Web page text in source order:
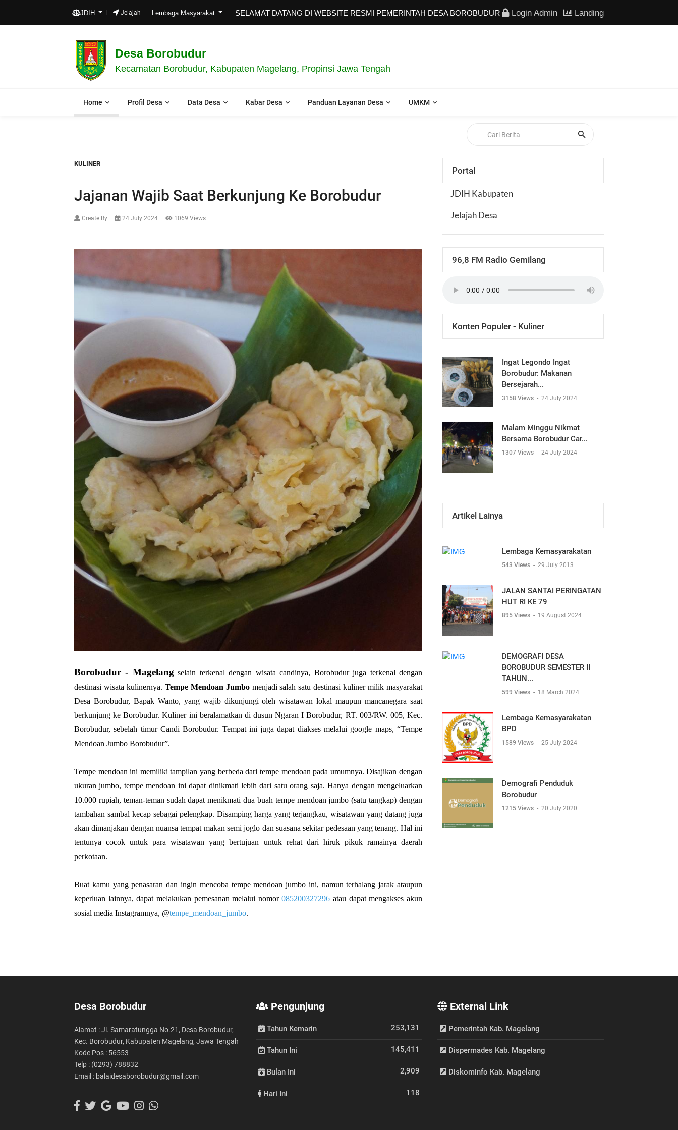
JDIH Jelajah Lembaga MasyarakatSELAMAT DATANG DI WEBSITE RESMI PEMERINTAH DESA BOROBUDUR|AKTIFKAN IKD DI KANTOR PEMDES BOROBUDUR
Login Admin Landing
Desa Borobudur
Kecamatan Borobudur, Kabupaten Magelang, Propinsi Jawa Tengah
Home Profil Desa Data Desa Kabar Desa Panduan Layanan Desa UMKM
KULINER
Jajanan Wajib Saat Berkunjung Ke Borobudur
Create By 24 July 2024 1069 Views
Borobudur - Magelang selain terkenal dengan wisata candinya, Borobudur juga terkenal dengan
destinasi wisata kulinernya. Tempe Mendoan Jumbomenjadi salah satu destinasi kuliner milik masyarakat
Desa Borobudur, Bapak Wanto, yang wajib dikunjungi oleh wisatawan lokal maupun mancanegara saat
berkunjung ke Borobudur. Kuliner ini beralamatkan di dusun Ngaran I Borobudur, RT. 003/RW. 005, Kec.
Borobudur, sebelah timur Candi Borobudur. Tempat ini juga dapat diakses melalui google maps, “Tempe
Mendoan Jumbo Borobudur”.
Tempe mendoan ini memiliki tampilan yang berbeda dari tempe mendoan pada umumnya. Disajikan dengan
ukuran jumbo, tempe mendoan ini dapat dinikmati lebih dari satu orang saja. Hanya dengan mengeluarkan
10.000 rupiah, teman-teman sudah dapat menikmati dua buah tempe mendoan jumbo (satu tangkap) dengan
tambahan sambal kecap sebagai pelengkap. Disamping harga yang terjangkau, wisatawan yang datang juga
akan dimanjakan dengan nuansa tempat makan semi joglo dan suasana sekitar pedesaan yang tenang. Hal ini
tentunya cocok untuk para wisatawan yang bertujuan untuk rehat dari hiruk pikuk ramainya daerah
perkotaan.
Buat kamu yang penasaran dan ingin mencoba tempe mendoan jumbo ini, namun terhalang jarak ataupun
keperluan lainnya, dapat melakukan pemesanan melalui nomor085200327296 atau dapat mengakses akun
sosial media Instagramnya, @tempe_mendoan_jumbo.
Portal
JDIH Kabupaten
Jelajah Desa
96,8 FM Radio Gemilang
Konten Populer - Kuliner
Ingat Legondo Ingat
Borobudur: Makanan
Bersejarah...
3158 Views - 24 July 2024
Malam Minggu Nikmat
Bersama Borobudur Car...
1307 Views - 24 July 2024
Artikel Lainya
Lembaga Kemasyarakatan
543 Views - 29 July 2013
JALAN SANTAI PERINGATAN
HUT RI KE 79
895 Views - 19 August 2024
DEMOGRAFI DESA
BOROBUDUR SEMESTER II
TAHUN...
599 Views - 18 March 2024
Lembaga Kemasyarakatan
BPD
1589 Views - 25 July 2024
Demografi Penduduk
Borobudur
1215 Views - 20 July 2020
Desa Borobudur
Alamat : Jl. Samaratungga No.21, Desa Borobudur,
Kec. Borobudur, Kabupaten Magelang, Jawa Tengah
Kode Pos : 56553
Telp : (0293) 788832
Email : balaidesaborobudur@gmail.com
Pengunjung
Tahun Kemarin 253,131
Tahun Ini 145,411
Bulan Ini 2,909
Hari Ini 118
External Link
Pemerintah Kab. Magelang
Dispermades Kab. Magelang
Diskominfo Kab. Magelang